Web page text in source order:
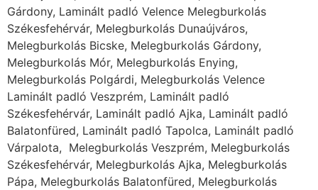
Gárdony, Laminált padló Velence Melegburkolás
Székesfehérvár, Melegburkolás Dunaújváros,
Melegburkolás Bicske, Melegburkolás Gárdony,
Melegburkolás Mór, Melegburkolás Enying,
Melegburkolás Polgárdi, Melegburkolás Velence
Laminált padló Veszprém, Laminált padló
Székesfehérvár, Laminált padló Ajka, Laminált padló
Balatonfüred, Laminált padló Tapolca, Laminált padló
Várpalota, Melegburkolás Veszprém, Melegburkolás
Székesfehérvár, Melegburkolás Ajka, Melegburkolás
Pápa, Melegburkolás Balatonfüred, Melegburkolás